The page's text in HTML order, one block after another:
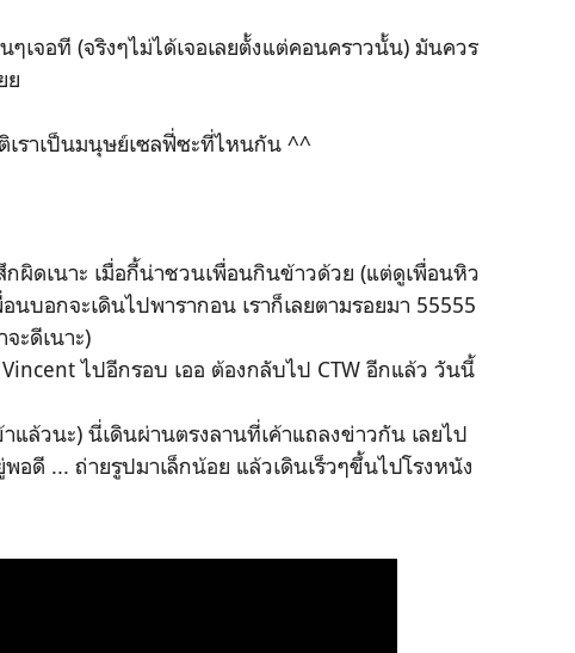
เจอที (จริงๆไม่ได้เจอเลยตั้งแต่คอนคราวนั้น) มันควร
ย
ราเป็นมนุษย์เซลฟี่ซะที่ไหนกัน ^^
ผิดเนาะ เมื่อกี้น่าชวนเพื่อนกินข้าวด้วย (แต่ดูเพื่อนหิว
บอกจะเดินไปพารากอน เราก็เลยตามรอยมา 55555
ะดีเนาะ)
ไปอีกรอบ เออ ต้องกลับไป CTW อีกแล้ว วันนี้
แล้วนะ) นี่เดินผ่านตรงลานที่เค้าแถลงข่าวกัน เลยไป
ดี ... ถ่ายรูปมาเล็กน้อย แล้วเดินเร็วๆขึ้นไปโรงหนัง